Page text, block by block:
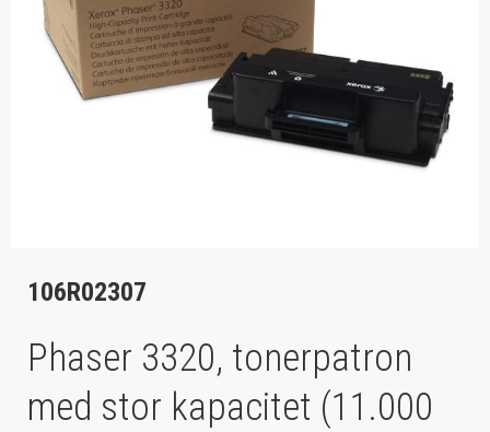
106R02307
Phaser 3320, tonerpatron
med stor kapacitet (11.000